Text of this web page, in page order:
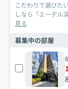
こだわりで選びた
しなら「エーデル
見る
募集中の部屋